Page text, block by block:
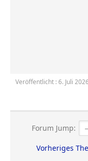
Veröffentlicht : 6. Juli
Forum Jump:
Vorheriges